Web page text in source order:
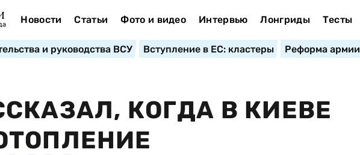
Новости Статьи Фото и видео Интервью Лонгриды Тесты
и руководства ВСУ Вступление в ЕС: кластеры Реформа армии
КОГДА В КИЕВЕ